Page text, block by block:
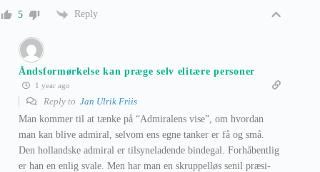
5 Reply
Åndsformørkelse kan præge selv elitære personer
1 year ago
Reply to Jan Ulrik Friis
Man kommer til at tænke på “Admiralens vise”, om hvordan
man kan blive admiral, selvom ens egne tanker er få og små.
Den hollandske admiral er tilsyneladende bindegal. Forhåbentlig
er han en enlig svale. Men har man en skruppelløs senil præsi-